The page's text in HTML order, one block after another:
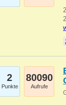
2
Punkte
80090
Aufrufe